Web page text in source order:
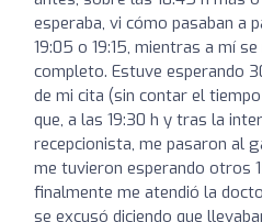
esperaba, vi cómo pasaban a
19:05 o 19:15, mientras a mí
completo. Estuve esperando
de mi cita (sin contar el
que, a las 19:30 h y tras la
recepcionista, me pasaron al
me tuvieron esperando otros
finalmente me atendió la
se excusó diciendo que